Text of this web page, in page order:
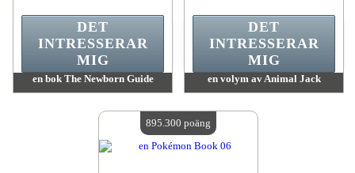
en bok The Newborn Guide
Antal tillgängliga:4
DET
INTRESSERAR
MIG
en volym av Animal Jack
Antal tillgängliga:
DET
INTRESSERAR
MIG
895.300 poäng